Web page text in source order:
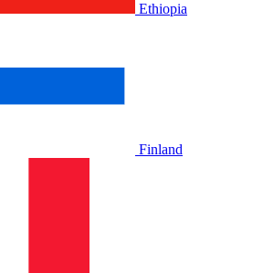
Ethiopia
Finland